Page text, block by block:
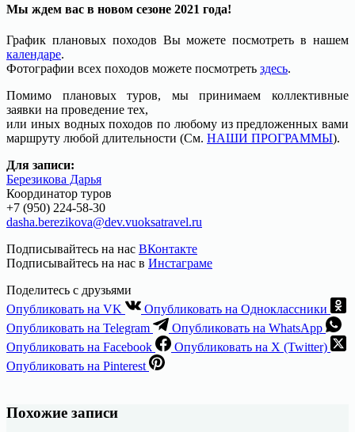
Мы ждем вас в новом сезоне 2021 года!
График плановых походов Вы можете посмотреть в нашем
календаре.
Фотографии всех походов можете посмотреть здесь.
Помимо плановых туров, мы принимаем коллективные
заявки на проведение тех,
или иных водных походов по любому из предложенных вами
маршруту любой длительности (См. НАШИ ПРОГРАММЫ).
Для записи:
Березикова Дарья
Координатор туров
+7 (950) 224-58-30
dasha.berezikova@dev.vuoksatravel.ru
Подписывайтесь на нас ВКонтакте
Подписывайтесь на нас в Инстаграме
Поделитесь с друзьями
Опубликовать на VK
Опубликовать на Одноклассники
Опубликовать на Telegram
Опубликовать на WhatsApp
Опубликовать на Facebook
Опубликовать на X (Twitter)
Опубликовать на Pinterest
Похожие записи